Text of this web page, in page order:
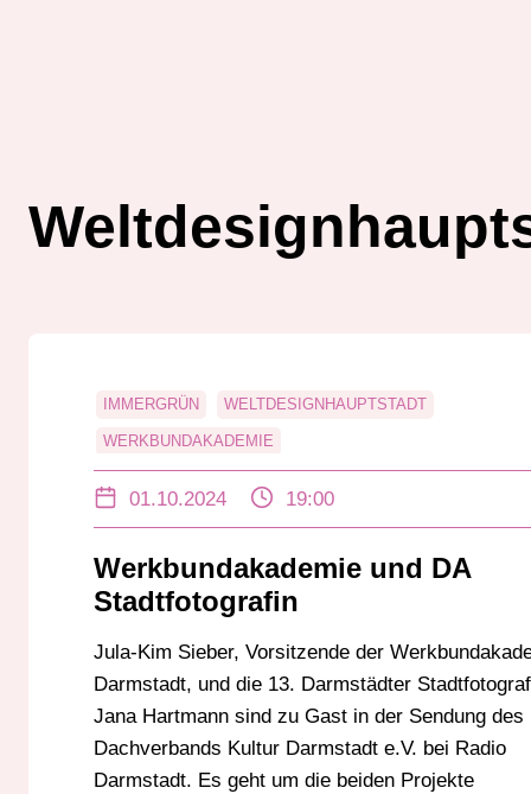
IMMERGRÜN WELTDESIGNHAUPTSTADT
WERKBUNDAKADEMIE
01.10.2024 19:00
Werkbundakademie und DA
Stadtfotografin
Jula-Kim Sieber, Vorsitzende der
Darmstadt, und die 13. Darmstädter
Jana Hartmann sind zu Gast in der Sendung des
Dachverbands Kultur Darmstadt e.V. bei Radio
Darmstadt. Es geht um die beiden Projekte